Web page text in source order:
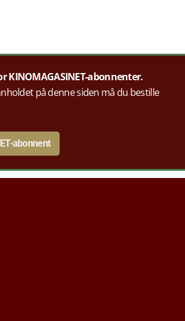
KINOMAGASINET-abonnenter.
på denne siden må du bestille
abonnent